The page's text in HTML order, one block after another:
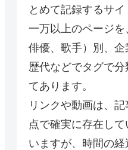
とめて記録するサイ
一万以上のページを
俳優、歌手）別、企
歴代などでタグで
てあります。
リンクや動画は、
点で確実に存在し
いますが、時間の